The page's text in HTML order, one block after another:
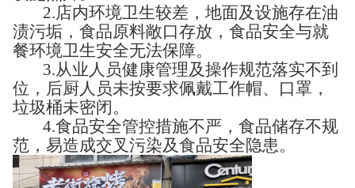
2.店内环境卫生较差，地面及设施存在油
渍污垢，食品原料敞口存放，食品安全与就
餐环境卫生安全无法保障。
3.从业人员健康管理及操作规范落实不到
位，后厨人员未按要求佩戴工作帽、口罩，
垃圾桶未密闭。
4.食品安全管控措施不严，食品储存不规
范，易造成交叉污染及食品安全隐患。